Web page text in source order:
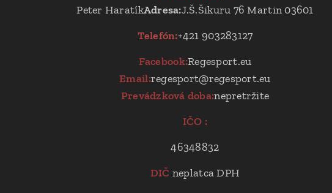
Peter HaratíkAdresa:J.Š.Šikuru 76 Martin 03601
Telefón:+421 903283127
Facebook:Regesport.eu
Email:regesport@regesport.eu
Prevádzková doba:nepretržite
IČO :
46348832
DIČ neplatca DPH